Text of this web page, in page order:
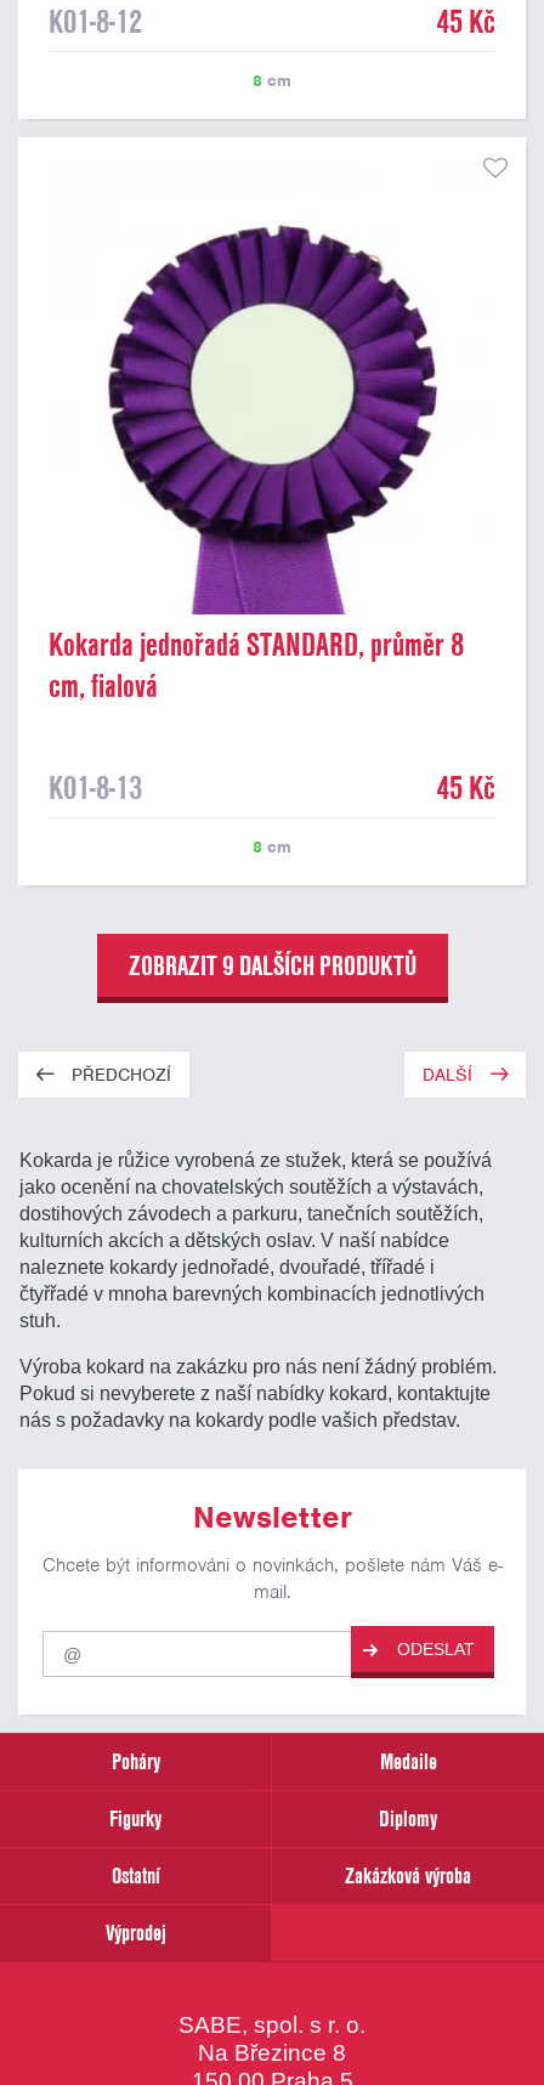
K01-8-12 45 Kč
8 cm
Kokarda jednořadá STANDARD, průměr 8
cm, fialová
K01-8-13 45 Kč
8 cm
ZOBRAZIT 9 DALŠÍCH PRODUKTŮ
PŘEDCHOZÍ DALŠÍ
Kokarda je růžice vyrobená ze stužek, která se používá
jako ocenění na chovatelských soutěžích a výstavách,
dostihových závodech a parkuru, tanečních soutěžích,
kulturních akcích a dětských oslav. V naší nabídce
naleznete kokardy jednořadé, dvouřadé, třířadé i
čtyřřadé v mnoha barevných kombinacích jednotlivých
stuh.
Výroba kokard na zakázku pro nás není žádný problém.
Pokud si nevyberete z naší nabídky kokard, kontaktujte
nás s požadavky na kokardy podle vašich představ.
Newsletter
Chcete být informováni o novinkách, pošlete nám Váš e-
mail.
Pro
odběr
našich
email
ODESLAT
Poháry
Medaile
Figurky
Diplomy
Ostatní
Zakázková výroba
Výprodej
SABE, spol. s r. o.
Na Březince 8